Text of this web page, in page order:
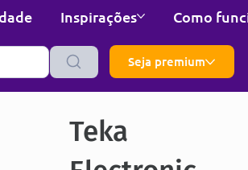
Inspirações Como
Seja premium
Teka